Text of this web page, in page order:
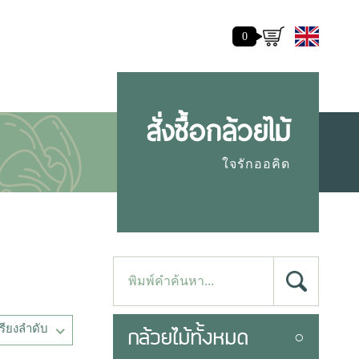
0
สั่งซื้อกล้วยไม้
ใจรักออคิด
ยงลำดับ
กล้วยไม้ทั้งหมด